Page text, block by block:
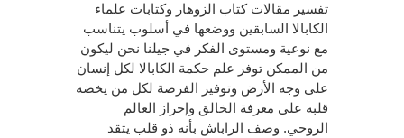
تفسير مقالات كتاب الزوهار وكتابات علماء
الكابالا السابقين ووضعها في أسلوب يتناسب
مع نوعية ومستوى الفكر في جيلنا نحن ليكون
من الممكن توفر علم حكمة الكابالا لكل إنسان
على وجه الأرض وتوفير الفرصة لكل من يخضه
قلبه على معرفة الخالق وإحراز العالم
الروحي. وصف الراباش بأنه ذو قلب يتقد